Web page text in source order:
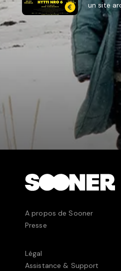
un site
arctique.
partager
A propos de Sooner
Presse
Légal
Assistance & Support